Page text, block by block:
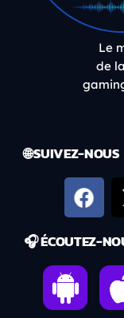
Le
de
🌐 SUIVEZ-NOUS
🎧 ÉCOUTEZ-